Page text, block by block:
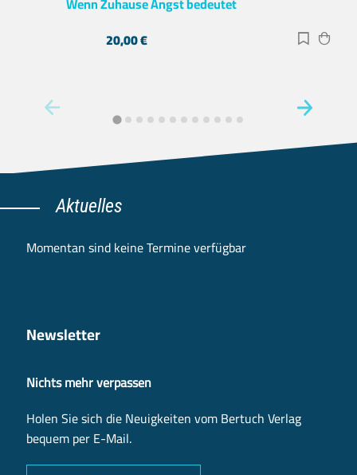
20,00€ Zur
Aktuelles
Momentan sind keine Termine verfügbar
Newsletter
Nichts mehr verpassen
Holen Sie sich die Neuigkeiten vom Bertuch Verlag
bequem per E-Mail.